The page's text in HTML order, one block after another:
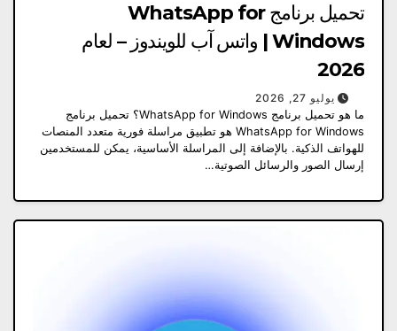
تحميل برنامج WhatsApp for
Windows | واتس آب للويندوز – لعام
2026
يوليو 27, 2026
ما هو تحميل برنامج WhatsApp for Windows؟ تحميل برنامج
WhatsApp for Windows هو تطبيق مراسلة فورية متعدد المنصات
للهواتف الذكية. بالإضافة إلى المراسلة الأساسية، يمكن للمستخدمين
إرسال الصور والرسائل الصوتية…